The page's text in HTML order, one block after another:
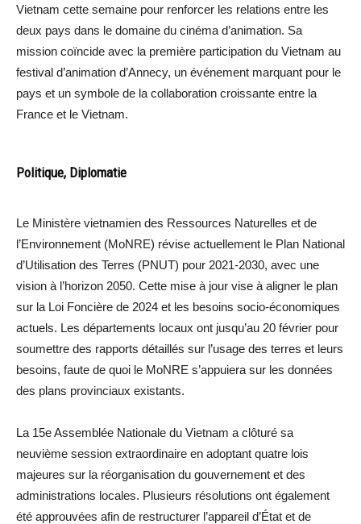
Vietnam cette semaine pour renforcer les relations entre les
deux pays dans le domaine du cinéma d’animation. Sa
mission coïncide avec la première participation du Vietnam au
festival d’animation d’Annecy, un événement marquant pour le
pays et un symbole de la collaboration croissante entre la
France et le Vietnam.
Politique, Diplomatie
Le Ministère vietnamien des Ressources Naturelles et de
l’Environnement (MoNRE) révise actuellement le Plan National
d’Utilisation des Terres (PNUT) pour 2021-2030, avec une
vision à l’horizon 2050. Cette mise à jour vise à aligner le plan
sur la Loi Foncière de 2024 et les besoins socio-économiques
actuels. Les départements locaux ont jusqu’au 20 février pour
soumettre des rapports détaillés sur l’usage des terres et leurs
besoins, faute de quoi le MoNRE s’appuiera sur les données
des plans provinciaux existants.
La 15e Assemblée Nationale du Vietnam a clôturé sa
neuvième session extraordinaire en adoptant quatre lois
majeures sur la réorganisation du gouvernement et des
administrations locales. Plusieurs résolutions ont également
été approuvées afin de restructurer l’appareil d’État et de